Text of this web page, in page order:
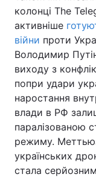
колонці The
активніше
війни проти
Володимир
виходу з
попри удари
наростання
влади в РФ
паралізованою
режиму.
українських
стала